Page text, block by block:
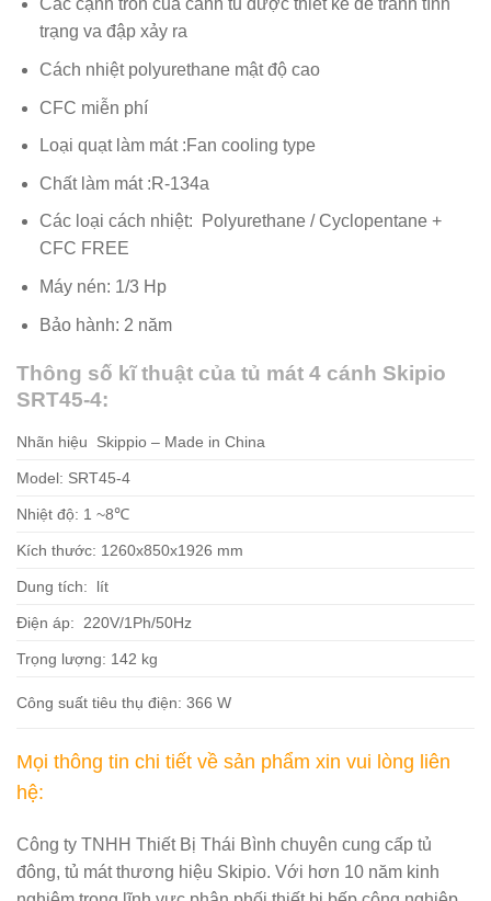
Các cạnh tròn của cánh tủ được thiết kế để tránh tình
trạng va đập xảy ra
Cách nhiệt polyurethane mật độ cao
CFC miễn phí
Loại quạt làm mát :Fan cooling type
Chất làm mát :R-134a
Các loại cách nhiệt:
Polyurethane / Cyclopentane +
CFC FREE
Máy nén: 1/3 Hp
Bảo hành: 2 năm
Thông số kĩ thuật của tủ mát 4 cánh Skipio
SRT45-4:
Nhãn hiệu Skippio – Made in China
Model: SRT45-4
Nhiệt độ: 1 ~8℃
Kích thước: 1260x850x1926 mm
Dung tích: lít
Điện áp: 220V/1Ph/50Hz
Trọng lượng: 142 kg
Công suất tiêu thụ điện: 366 W
Mọi thông tin chi tiết về sản phẩm xin vui lòng liên
hệ:
Công ty TNHH Thiết Bị Thái Bình chuyên cung cấp tủ
đông, tủ mát thương hiệu Skipio. Với hơn 10 năm kinh